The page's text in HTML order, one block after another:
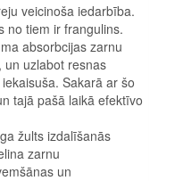
veicinoša iedarbība.
no tiem ir frangulins.
absorbcijas zarnu
un uzlabot resnas
Sakarā ar šo
tajā pašā laikā efektīvo
žults izdalīšanās
zarnu
un